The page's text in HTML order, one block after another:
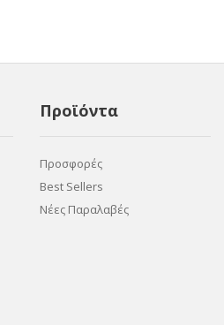
Προϊόντα
Προσφορές
Best Sellers
Νέες Παραλαβές